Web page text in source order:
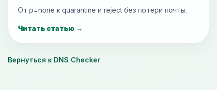
От p=none к quarantine и reject без потери почты.
Читать статью →
Вернуться к DNS Checker